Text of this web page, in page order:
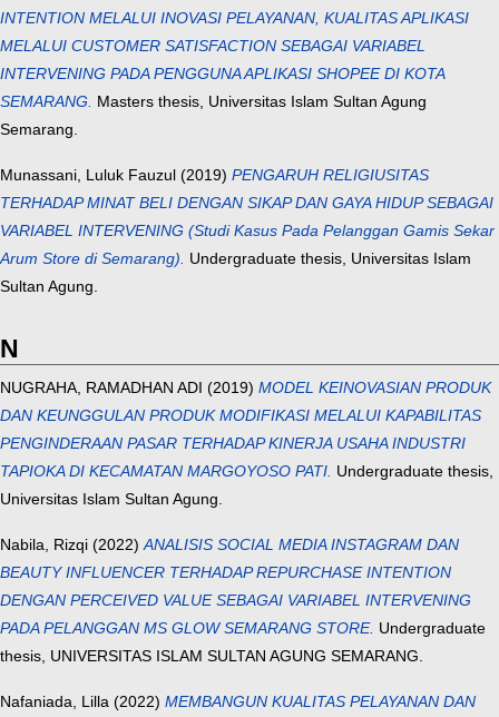
INTENTION MELALUI INOVASI PELAYANAN, KUALITAS APLIKASI
MELALUI CUSTOMER SATISFACTION SEBAGAI VARIABEL
INTERVENING PADA PENGGUNA APLIKASI SHOPEE DI KOTA
SEMARANG. Masters thesis, Universitas Islam Sultan Agung
Semarang.
Munassani, Luluk Fauzul (2019) PENGARUH RELIGIUSITAS
TERHADAP MINAT BELI DENGAN SIKAP DAN GAYA HIDUP SEBAGAI
VARIABEL INTERVENING (Studi Kasus Pada Pelanggan Gamis Sekar
Arum Store di Semarang). Undergraduate thesis, Universitas Islam
Sultan Agung.
N
NUGRAHA, RAMADHAN ADI (2019) MODEL KEINOVASIAN PRODUK
DAN KEUNGGULAN PRODUK MODIFIKASI MELALUI KAPABILITAS
PENGINDERAAN PASAR TERHADAP KINERJA USAHA INDUSTRI
TAPIOKA DI KECAMATAN MARGOYOSO PATI. Undergraduate thesis,
Universitas Islam Sultan Agung.
Nabila, Rizqi (2022)ANALISIS SOCIAL MEDIA INSTAGRAM DAN
BEAUTY INFLUENCER TERHADAP REPURCHASE INTENTION
DENGAN PERCEIVED VALUE SEBAGAI VARIABEL INTERVENING
PADA PELANGGAN MS GLOW SEMARANG STORE. Undergraduate
thesis, UNIVERSITAS ISLAM SULTAN AGUNG SEMARANG.
Nafaniada, Lilla (2022) MEMBANGUN KUALITAS PELAYANAN DAN